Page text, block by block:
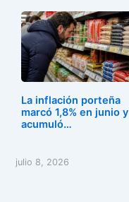
La inflación porteña
marcó 1,8% en junio y
acumuló…
julio 8, 2026